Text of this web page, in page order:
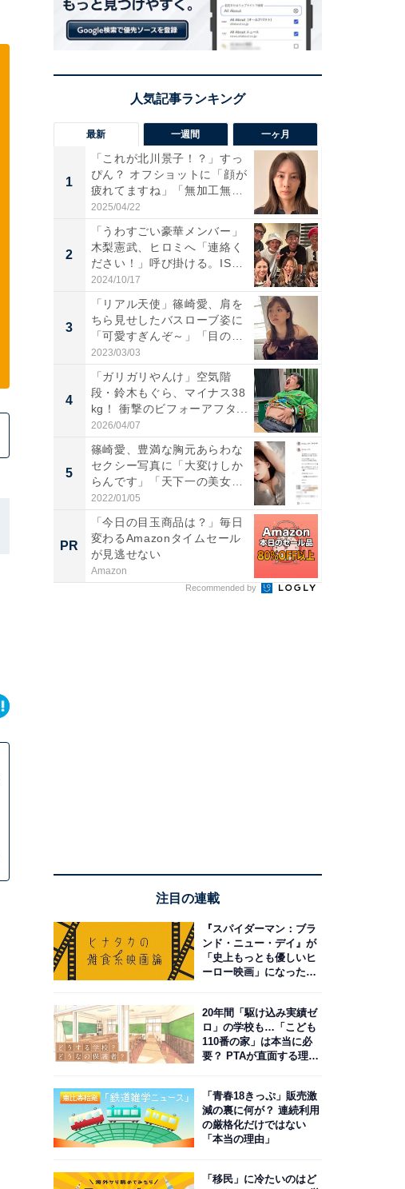
最新 一週間 一ヶ月
1
「これが北川景子！？」すっ
ぴん？ オフショットに「顔が
疲れてますね」「無加工無
表...
2025/04/22
2
「うわすごい豪華メンバー」
木梨憲武、ヒロミへ「連絡く
ださい！」呼び掛ける。IS
S...
2024/10/17
3
「リアル天使」篠崎愛、肩を
ちら見せしたバスローブ姿に
「可愛すぎんぞ～」「目の表
情...
2023/03/03
4
「ガリガリやんけ」空気階
段・鈴木もぐら、マイナス38
kg！ 衝撃のビフォーアフタ...
2026/04/07
5
篠崎愛、豊満な胸元あらわな
セクシー写真に「大変けしか
らんです」「天下一の美女で
す...
2022/01/05
PR
「今日の目玉商品は？」毎日
変わるAmazonタイムセール
が見逃せない
Amazon
Recommended by
注目の連載
『スパイダーマン：ブラ
ンド・ニュー・デイ』が
「史上もっとも優しいヒ
ーロー映画」になった理
20年間「駆け込み実績ゼ
ロ」の学校も…「こども
110番の家」は本当に必
要？ PTAが直面する理想
「青春18きっぷ」販売激
減の裏に何が？ 連続利用
の厳格化だけではない
「本当の理由」
「移民」に冷たいのはど